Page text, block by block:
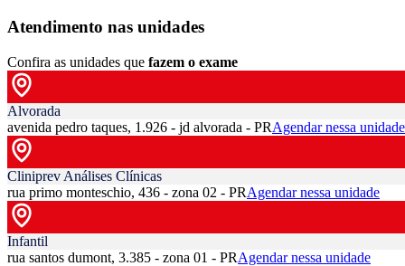
Atendimento nas unidades
Confira as unidades que fazem o exame
Alvorada
avenida pedro taques, 1.926 - jd alvorada - PRAgendar nessa unidade
Cliniprev Análises Clínicas
rua primo monteschio, 436 - zona 02 - PRAgendar nessa unidade
Infantil
rua santos dumont, 3.385 - zona 01 - PRAgendar nessa unidade